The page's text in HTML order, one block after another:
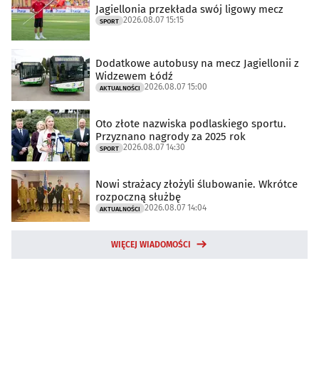
Jagiellonia przekłada swój ligowy mecz
SPORT 2026.08.07 15:15
Dodatkowe autobusy na mecz Jagiellonii z
Widzewem Łódź
AKTUALNOŚCI 2026.08.07 15:00
Oto złote nazwiska podlaskiego sportu.
Przyznano nagrody za 2025 rok
SPORT 2026.08.07 14:30
Nowi strażacy złożyli ślubowanie. Wkrótce
rozpoczną służbę
AKTUALNOŚCI 2026.08.07 14:04
WIĘCEJ WIADOMOŚCI